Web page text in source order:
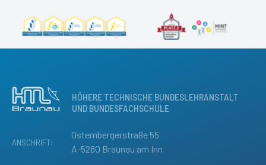
HÖHERE TECHNISCHE BUNDESLEHRANSTALT
UND BUNDESFACHSCHULE
ANSCHRIFT:
Osternbergerstraße 55
A-5280 Braunau am Inn